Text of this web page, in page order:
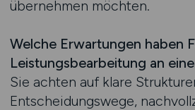
übernehmen möchten.
Welche Erwartungen haben
Leistungsbearbeitung an
Sie achten auf klare
Entscheidungswege,